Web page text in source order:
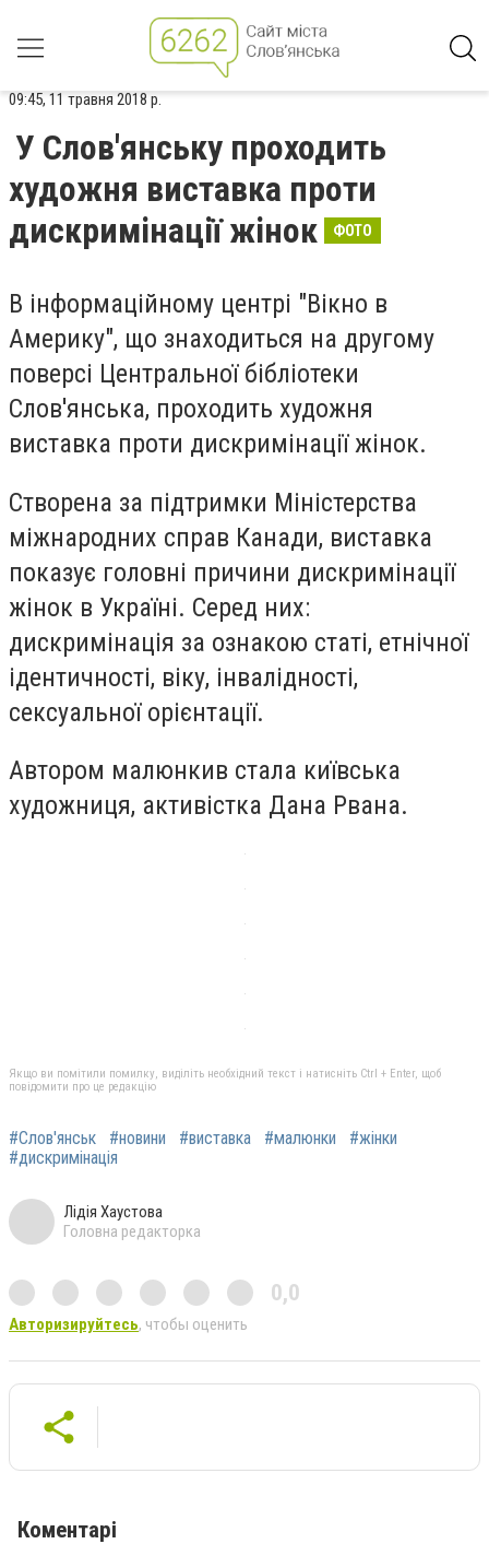
09:45, 11 травня 2018 р.
У Слов'янську проходить
художня виставка проти
дискримінації жінок
ФОТО
В інформаційному центрі "Вікно в
Америку", що знаходиться на другому
поверсі Центральної бібліотеки
Слов'янська, проходить художня
виставка проти дискримінації жінок.
Створена за підтримки Міністерства
міжнародних справ Канади, виставка
показує головні причини дискримінації
жінок в Україні. Серед них:
дискримінація за ознакою статі, етнічної
ідентичності, віку, інвалідності,
сексуальної орієнтації.
Автором малюнкив стала київська
художниця, активістка Дана Рвана.
Якщо ви помітили помилку, виділіть необхідний текст і натисніть Ctrl + Enter, щоб
повідомити про це редакцію
#Слов'янськ #новини #виставка #малюнки
#жінки
#дискримінація
Лідія Хаустова
Головна редакторка
0,0
Авторизируйтесь, чтобы оценить
Коментарі